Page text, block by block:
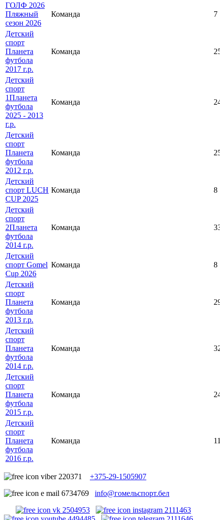
ГОЛФ 2026
Пляжный
сезон 2026
Команда 7
Детский
спорт
Планета
футбола
2017 г.р.
Команда
Детский
спорт
1Планета
футбола
2025 - 2013
г.р.
Команда
Детский
спорт
Планета
футбола
2012 г.р.
Команда
Детский
спорт LUCH
CUP 2025
Команда 8
Детский
спорт
2Планета
футбола
2014 г.р.
Команда
Детский
спорт Gomel
Cup 2026
Команда 8
Детский
спорт
Планета
футбола
2013 г.р.
Команда
Детский
спорт
Планета
футбола
2014 г.р.
Команда
Детский
спорт
Планета
футбола
2015 г.р.
Команда
Детский
спорт
Планета
футбола
2016 г.р.
Команда
+375-29-1505907
info@гомельспорт.бел